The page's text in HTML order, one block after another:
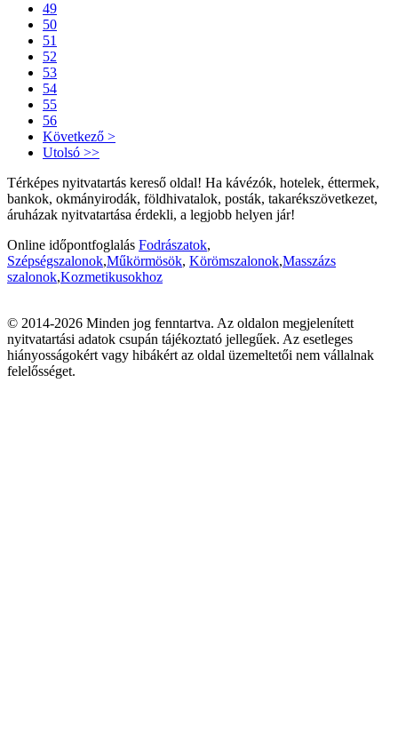
49
50
51
52
53
54
55
56
Következő >
Utolsó >>
Térképes nyitvatartás kereső oldal! Ha kávézók, hotelek, éttermek,
bankok, okmányirodák, földhivatalok, posták, takarékszövetkezet,
áruházak nyitvatartása érdekli, a legjobb helyen jár!
Online időpontfoglalás Fodrászatok,
Szépségszalonok,Műkörmösök, Körömszalonok,Masszázs
szalonok,Kozmetikusokhoz
© 2014-2026 Minden jog fenntartva. Az oldalon megjelenített
nyitvatartási adatok csupán tájékoztató jellegűek. Az esetleges
hiányosságokért vagy hibákért az oldal üzemeltetői nem vállalnak
felelősséget.